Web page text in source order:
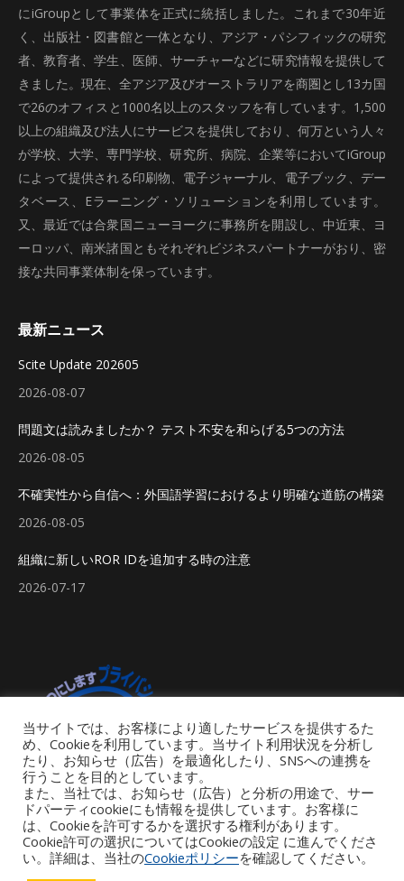
にiGroupとして事業体を正式に統括しました。これまで30年近
く、出版社・図書館と一体となり、アジア・パシフィックの研究
者、教育者、学生、医師、サーチャーなどに研究情報を提供して
きました。現在、全アジア及びオーストラリアを商圏とし13カ国
で26のオフィスと1000名以上のスタッフを有しています。1,500
以上の組織及び法人にサービスを提供しており、何万という人々
が学校、大学、専門学校、研究所、病院、企業等においてiGroup
によって提供される印刷物、電子ジャーナル、電子ブック、デー
タベース、Eラーニング・ソリューションを利用しています。
又、最近では合衆国ニューヨークに事務所を開設し、中近東、ヨ
ーロッパ、南米諸国ともそれぞれビジネスパートナーがおり、密
接な共同事業体制を保っています。
最新ニュース
Scite Update 202605
2026-08-07
問題文は読みましたか？ テスト不安を和らげる5つの方法
2026-08-05
不確実性から自信へ：外国語学習におけるより明確な道筋の構築
2026-08-05
組織に新しいROR IDを追加する時の注意
2026-07-17
当サイトでは、お客様により適したサービスを提供するた
め、Cookieを利用しています。当サイト利用状況を分析し
たり、お知らせ（広告）を最適化したり、SNSへの連携を
行うことを目的としています。
また、当社では、お知らせ（広告）と分析の用途で、サー
ドパーティcookieにも情報を提供しています。お客様に
は、Cookieを許可するかを選択する権利があります。
Cookie許可の選択についてはCookieの設定 に進んでくださ
い。詳細は、当社のCookieポリシーを確認してください。